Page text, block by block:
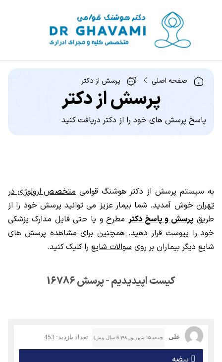
صفحه اصلی پرسش از دکتر
پرسش از دکتر
پاسخ پرسش های خود را از دکتر دریافت کنید
به سیستم پرسش از دکتر هوشنگ قوامی متخصص ارولوژی در
تهران خوش آمدید. شما بیمار عزیز می توانید پرسش خود را از
طریق پرسش و پاسخ دکتر مطرح و یا حتی فایل مدارک پزشکی
خود را پیوست قرار دهید. همچنین برای مشاهده پرسش های
شایع دیگر بیماران بر روی سوالات شایع را کلیک کنید.
کیست اپیدیدیم - پرسش 16786
علی جمعه ۱۵ شهریور ۹۸( 6 سال پیش) تعداد بازدید: 453
بیضه